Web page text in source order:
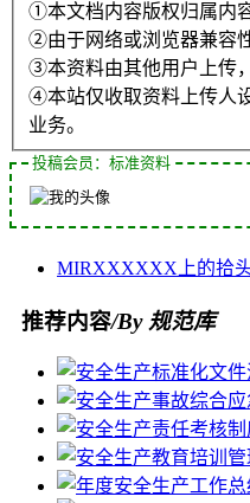
①本文档内容版权归属内
②由于网络或浏览器兼容
③本资料由其他用户上传
④本站仅收取资料上传人
业务。
投稿会员：标准资料
MIRXXXXXX 上的拾
推荐内容/By 规范库